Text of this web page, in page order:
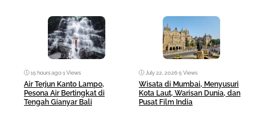
15 hours ago•1 Views
Air Terjun Kanto Lampo,
Pesona Air Bertingkat di
Tengah Gianyar Bali
July 22, 2026•5 Views
Wisata di Mumbai, Menyusuri
Kota Laut, Warisan Dunia, dan
Pusat Film India